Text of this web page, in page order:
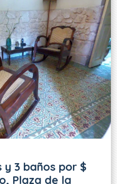
y 3 baños por $
Plaza de la